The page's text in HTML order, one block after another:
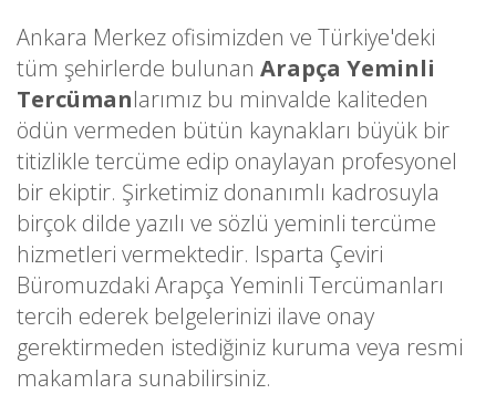
Ankara Merkez ofisimizden ve Türkiye'deki
tüm şehirlerde bulunan Arapça Yeminli
Tercümanlarımız bu minvalde kaliteden
ödün vermeden bütün kaynakları büyük bir
titizlikle tercüme edip onaylayan profesyonel
bir ekiptir. Şirketimiz donanımlı kadrosuyla
birçok dilde yazılı ve sözlü yeminli tercüme
hizmetleri vermektedir. Isparta Çeviri
Büromuzdaki Arapça Yeminli Tercümanları
tercih ederek belgelerinizi ilave onay
gerektirmeden istediğiniz kuruma veya resmi
makamlara sunabilirsiniz.